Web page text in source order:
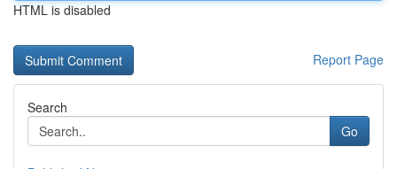
HTML is disabled
Report Page
Search
Go